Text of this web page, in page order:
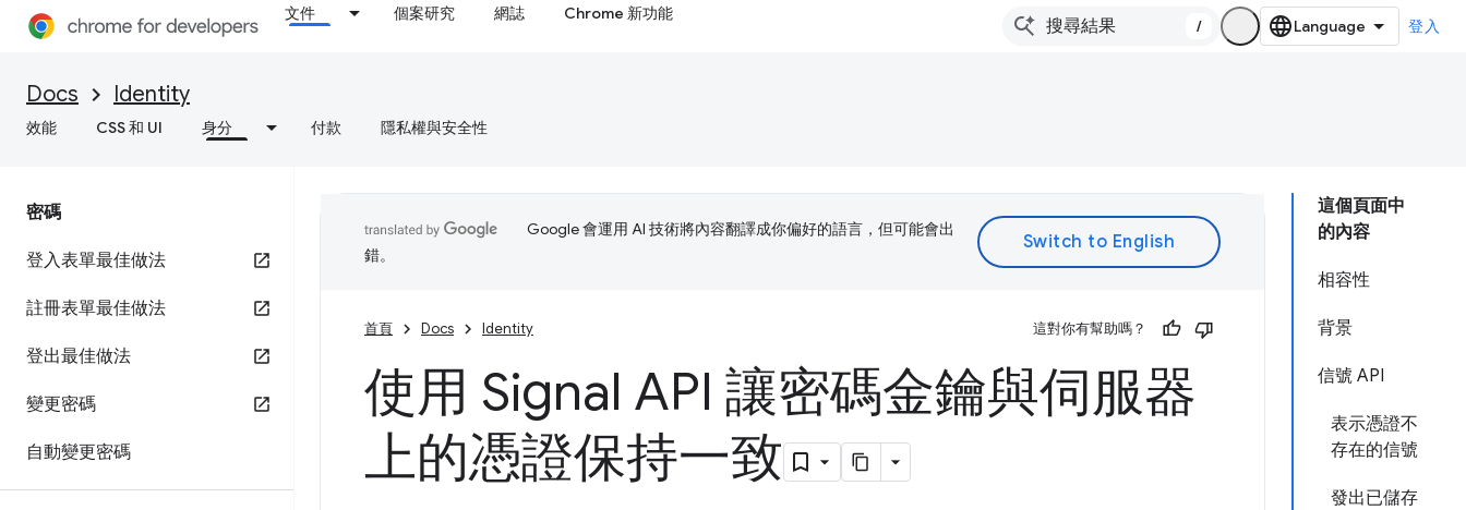
文件 個案研究 網誌 Chrome 新功能
/ 登入
Docs Identity
效能 CSS 和 UI 身分 付款 隱私權與安全性
密碼
登入表單最佳做法
註冊表單最佳做法
登出最佳做法
變更密碼
自動變更密碼
這個頁面中
的內容
相容性
背景
信號 API
表示憑證不
存在的信號
發出已儲存
Google 會運用 AI 技術將內容翻譯成你偏好的語言，但可能會出
錯。
首頁 Docs Identity 這對你有幫助嗎？
使用 Signal API 讓密碼金鑰與伺服器
上的憑證保持一致